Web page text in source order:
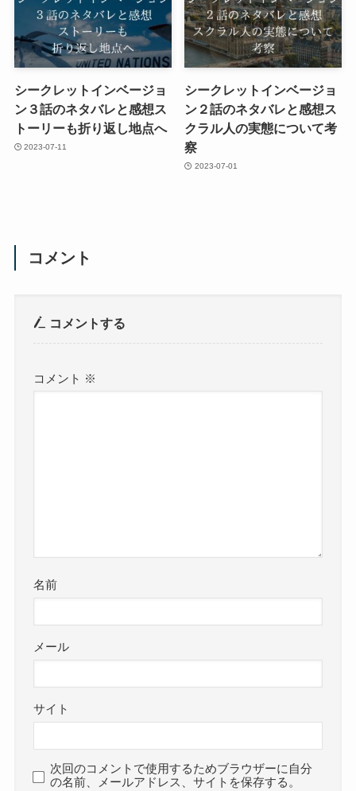
シークレットインベージョ
ン３話のネタバレと感想ス
トーリーも折り返し地点へ
2023-07-11
シークレットインベージョ
ン２話のネタバレと感想ス
クラル人の実態について考
察
2023-07-01
コメント
コメントする
コメント ※
名前
メール
サイト
次回のコメントで使用するためブラウザーに自分
の名前、メールアドレス、サイトを保存する。